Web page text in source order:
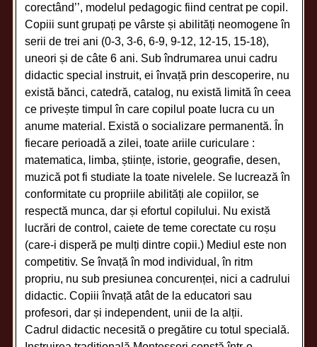
corectând’’, modelul pedagogic fiind centrat pe copil.
Copiii sunt grupați pe vârste și abilități neomogene în
serii de trei ani (0-3, 3-6, 6-9, 9-12, 12-15, 15-18),
uneori și de câte 6 ani. Sub îndrumarea unui cadru
didactic special instruit, ei învață prin descoperire, nu
există bănci, catedră, catalog, nu există limită în ceea
ce privește timpul în care copilul poate lucra cu un
anume material. Există o socializare permanentă. În
fiecare perioadă a zilei, toate ariile curiculare :
matematica, limba, științe, istorie, geografie, desen,
muzică pot fi studiate la toate nivelele. Se lucrează în
conformitate cu propriile abilități ale copiilor, se
respectă munca, dar și efortul copilului. Nu există
lucrări de control, caiete de teme corectate cu roșu
(care-i disperă pe mulți dintre copii.) Mediul este non
competitiv. Se învață în mod individual, în ritm
propriu, nu sub presiunea concurenței, nici a cadrului
didactic. Copiii învață atât de la educatori sau
profesori, dar și independent, unii de la alții.
Cadrul didactic necesită o pregătire cu totul specială.